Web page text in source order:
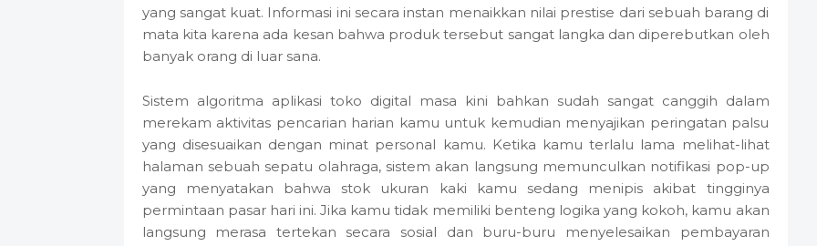
yang sangat kuat. Informasi ini secara instan menaikkan nilai prestise dari sebuah barang di
mata kita karena ada kesan bahwa produk tersebut sangat langka dan diperebutkan oleh
banyak orang di luar sana.
Sistem algoritma aplikasi toko digital masa kini bahkan sudah sangat canggih dalam
merekam aktivitas pencarian harian kamu untuk kemudian menyajikan peringatan palsu
yang disesuaikan dengan minat personal kamu. Ketika kamu terlalu lama melihat-lihat
halaman sebuah sepatu olahraga, sistem akan langsung memunculkan notifikasi pop-up
yang menyatakan bahwa stok ukuran kaki kamu sedang menipis akibat tingginya
permintaan pasar hari ini. Jika kamu tidak memiliki benteng logika yang kokoh, kamu akan
langsung merasa tertekan secara sosial dan buru-buru menyelesaikan pembayaran